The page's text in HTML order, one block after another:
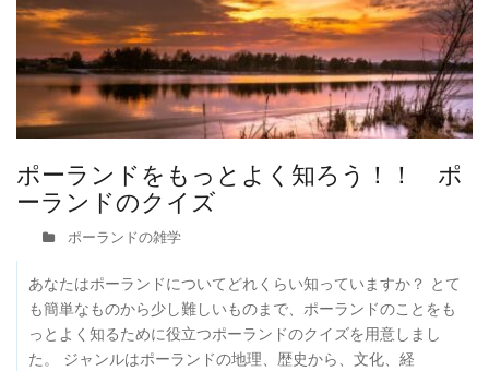
ポーランドをもっとよく知ろう！！ ポ
ーランドのクイズ
ポーランドの雑学
あなたはポーランドについてどれくらい知っていますか？ とて
も簡単なものから少し難しいものまで、ポーランドのことをも
っとよく知るために役立つポーランドのクイズを用意しまし
た。 ジャンルはポーランドの地理、歴史から、文化、経